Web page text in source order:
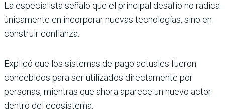
La especialista señaló que el principal desafío no radica
únicamente en incorporar nuevas tecnologías, sino en
construir confianza.
Explicó que los sistemas de pago actuales fueron
concebidos para ser utilizados directamente por
personas, mientras que ahora aparece un nuevo actor
dentro del ecosistema.